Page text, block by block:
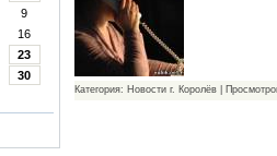
9
16
23
30
Категория: Новости г. Королёв |